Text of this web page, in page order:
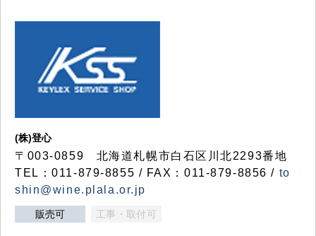
(株)登心
〒003-0859 北海道札幌市白石区川北2293番地
TEL：011-879-8855 / FAX：011-879-8856 / to
shin@wine.plala.or.jp
販売可 工事・取付可